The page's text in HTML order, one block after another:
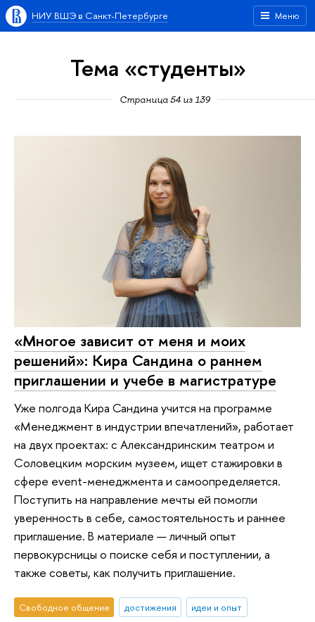
Меню
НИУ ВШЭ в Санкт-Петербурге
Тема «студенты»
Страница 54 из 139
«Многое зависит от меня и моих
решений»: Кира Сандина о раннем
приглашении и учебе в магистратуре
Уже полгода Кира Сандина учится на программе
«Менеджмент в индустрии впечатлений», работает
на двух проектах: с Александринским театром и
Соловецким морским музеем, ищет стажировки в
сфере event-менеджмента и самоопределяется.
Поступить на направление мечты ей помогли
уверенность в себе, самостоятельность и раннее
приглашение. В материале — личный опыт
первокурсницы о поиске себя и поступлении, а
также советы, как получить приглашение.
Свободное общение достижения
идеи и опыт